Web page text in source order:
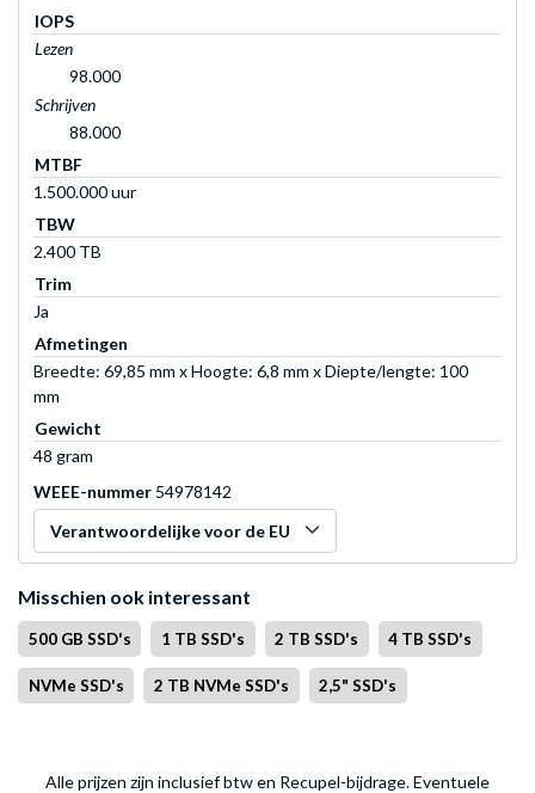
IOPS
Lezen
98.000
Schrijven
88.000
MTBF
1.500.000 uur
TBW
2.400 TB
Trim
Ja
Afmetingen
Breedte: 69,85 mm x Hoogte: 6,8 mm x Diepte/lengte: 100
mm
Gewicht
48 gram
WEEE-nummer 54978142
Verantwoordelijke voor de EU
Misschien ook interessant
500 GB SSD's 1 TB SSD's 2 TB SSD's 4 TB SSD's
NVMe SSD's 2 TB NVMe SSD's 2,5" SSD's
Alle prijzen zijn inclusief btw en Recupel-bijdrage. Eventuele